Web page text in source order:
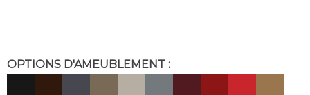
OPTIONS D'AMEUBLEMENT :